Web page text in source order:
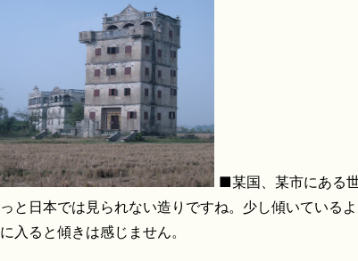
■某国、某市にある
っと日本では見られない造りですね。少し傾いている
に入ると傾きは感じません。